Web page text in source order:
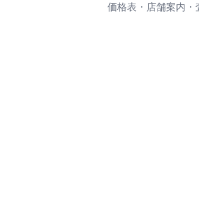
価格表・店舗案内・